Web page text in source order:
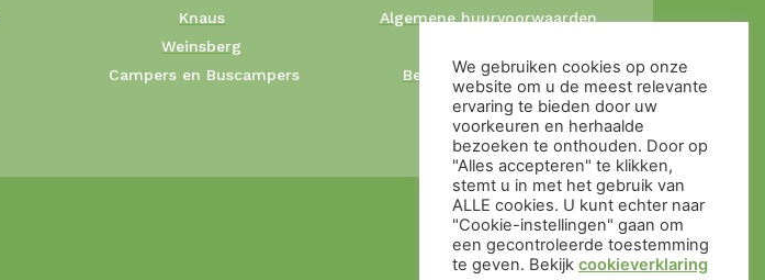
Knaus
Weinsberg
Campers en Buscampers
Algemene huurvoorwaarden
Betalingsvoorwaarden
Ophaal en retour
Cookieverklaring
We gebruiken cookies op onze
website om u de meest relevante
ervaring te bieden door uw
voorkeuren en herhaalde
bezoeken te onthouden. Door op
"Alles accepteren" te klikken,
stemt u in met het gebruik van
ALLE cookies. U kunt echter naar
"Cookie-instellingen" gaan om
een ​​gecontroleerde toestemming
te geven. Bekijk cookieverklaring